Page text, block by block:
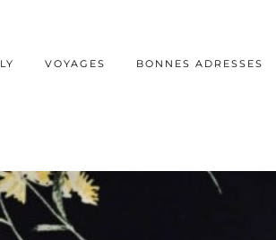
VOYAGES BONNES ADRESSES